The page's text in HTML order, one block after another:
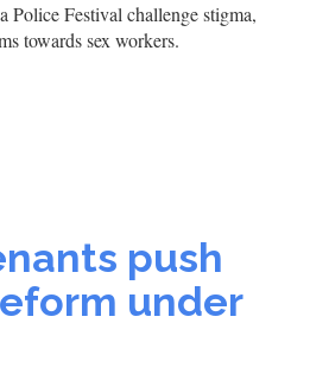
Police Festival challenge stigma,
towards sex workers.
push
under